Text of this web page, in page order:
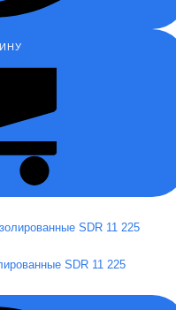
SDR 11 225